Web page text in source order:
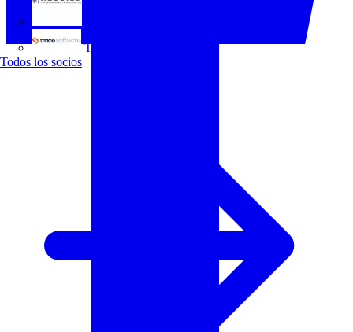
Trace Software
Todos los socios